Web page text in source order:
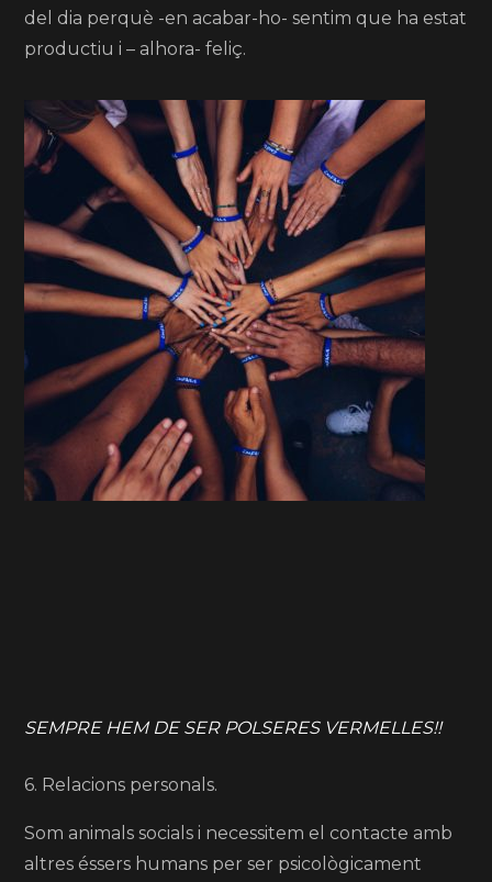
del dia perquè -en acabar-ho- sentim que ha estat
productiu i – alhora- feliç.
SEMPRE HEM DE SER POLSERES VERMELLES!!
6. Relacions personals.
Som animals socials i necessitem el contacte amb
altres éssers humans per ser psicològicament